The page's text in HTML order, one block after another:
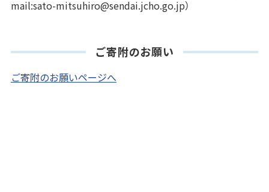
mail:sato-mitsuhiro@sendai.jcho.go.jp）
ご寄附のお願い
ご寄附のお願いページへ